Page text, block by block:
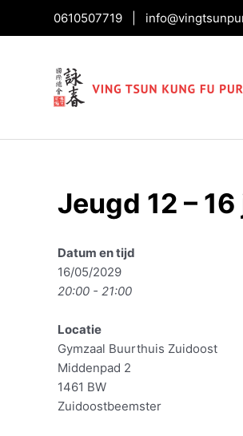
0610507719
Jeugd 12 – 16
Datum en tijd
16/05/2029
20:00 - 21:00
Locatie
Gymzaal Buurthuis Zuidoost
Middenpad 2
1461 BW
Zuidoostbeemster
Bericht
navigatie